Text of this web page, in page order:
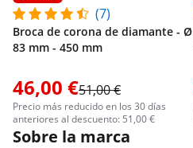
(7)
Broca de corona de diamante - Ø
83 mm - 450 mm
46,00 €51,00 €
Precio más reducido en los 30 días
anteriores al descuento: 51,00 €
Sobre la marca